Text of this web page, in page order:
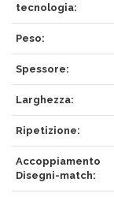
tecnologia:
Peso:
Spessore:
Larghezza:
Ripetizione:
Accoppiamento
Disegni-match: